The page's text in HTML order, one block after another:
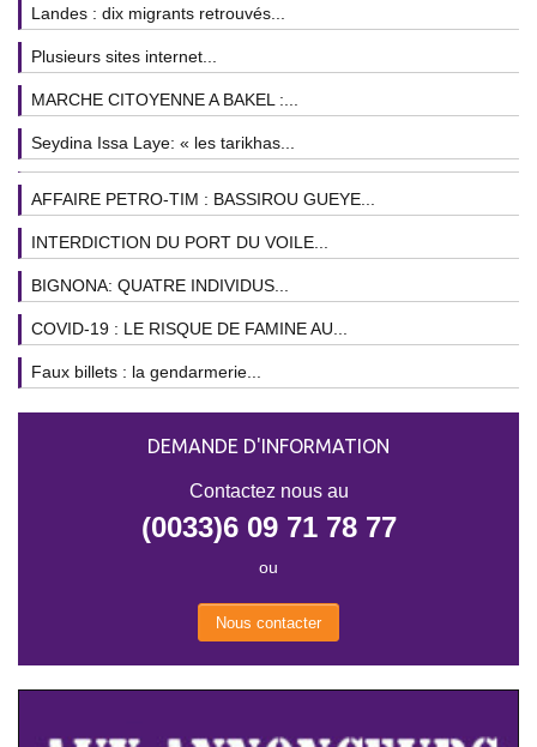
Landes : dix migrants retrouvés...
Plusieurs sites internet...
MARCHE CITOYENNE A BAKEL :...
Seydina Issa Laye: « les tarikhas...
AFFAIRE PETRO-TIM : BASSIROU GUEYE...
INTERDICTION DU PORT DU VOILE...
BIGNONA: QUATRE INDIVIDUS...
COVID-19 : LE RISQUE DE FAMINE AU...
Faux billets : la gendarmerie...
DEMANDE D'INFORMATION
Contactez nous au
(0033)6 09 71 78 77
ou
Nous contacter